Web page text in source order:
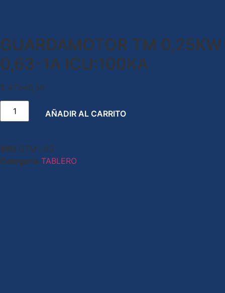
GUARDAMOTOR TM 0,25KW
0,63-1A ICU:100KA
$ 47.046,56
AÑADIR AL CARRITO
SKU GTM1-05
Categoría TABLERO